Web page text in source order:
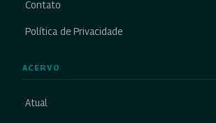
Contato
Política de Privacidade
ACERVO
Atual